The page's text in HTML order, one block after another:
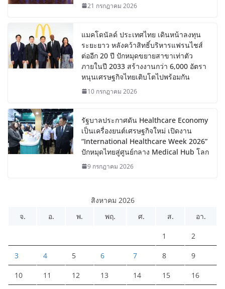
21 กรกฎาคม 2026
แมคโดนัลด์ ประเทศไทย เดินหน้าลงทุน
ระยะยาว หลังคว้าสิทธิ์บริหารแฟรนไชส์
ต่ออีก 20 ปี ปักหมุดขยายสาขาเท่าตัว
ภายในปี 2033 สร้างงานกว่า 6,000 อัตรา
หนุนเศรษฐกิจไทยเติบโตไปพร้อมกัน
10 กรกฎาคม 2026
รัฐบาลประกาศดัน Healthcare Economy
เป็นเครื่องยนต์เศรษฐกิจใหม่ เปิดงาน
“International Healthcare Week 2026”
ปักหมุดไทยสู่ศูนย์กลาง Medical Hub โลก
9 กรกฎาคม 2026
สิงหาคม 2026
จ.
อ. พ. พฤ. ศ. ส. อา.
1 2
3 4 5 6 7 8 9
10 11 12 13 14 15 16